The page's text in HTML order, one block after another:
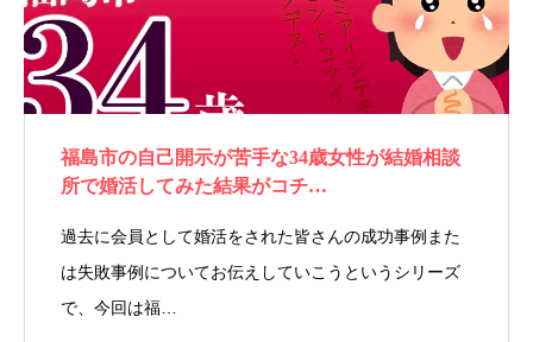
福島市の自己開示が苦手な34歳女性が結婚相談
所で婚活してみた結果がコチ…
過去に会員として婚活をされた皆さんの成功事例また
は失敗事例についてお伝えしていこうというシリーズ
で、今回は福…